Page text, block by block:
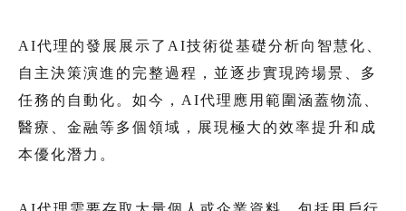
AI代理的發展展示了AI技術從基礎分析向智慧化、
自主決策演進的完整過程，並逐步實現跨場景、多
任務的自動化。如今，AI代理應用範圍涵蓋物流、
醫療、金融等多個領域，展現極大的效率提升和成
本優化潛力。